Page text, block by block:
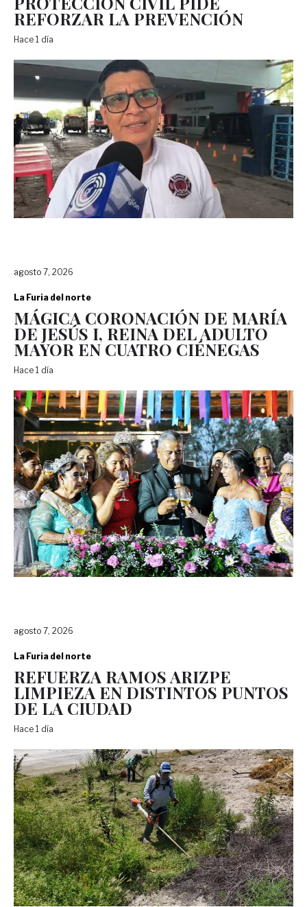
REFORZAR LA PREVENCIÓN
Hace 1 día
agosto 7, 2026
La Furia del norte
MÁGICA CORONACIÓN DE MARÍA
DE JESÚS I, REINA DEL ADULTO
MAYOR EN CUATRO CIÉNEGAS
Hace 1 día
agosto 7, 2026
La Furia del norte
REFUERZA RAMOS ARIZPE
LIMPIEZA EN DISTINTOS PUNTOS
DE LA CIUDAD
Hace 1 día